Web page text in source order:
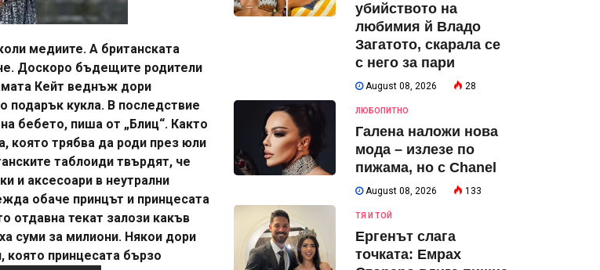
медиите. А британската
Доскоро бъдещите родители
Кейт веднъж дори
подарък кукла. В последствие
бебето, пиша от „Блиц“. Както
която трябва да роди през юли
таблоиди твърдят, че
и аксесоари в неутрални
обаче принцът и принцесата
отдавна текат залози какъв
суми за милиони. Някои дори
която принцесата бързо
убийството на
любимия й Владо
Загатото, скарала се
с него за пари
August 08, 2026 28
ЛЮБОПИТНО
Галена наложи нова
мода – излезе по
пижама, но с Chanel
August 08, 2026 133
ТЯ И ТОЙ
Ергенът слага
точката: Емрах